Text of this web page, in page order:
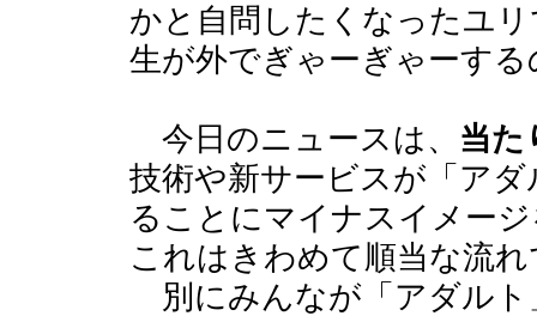
かと自問したくなったユ
生が外でぎゃーぎゃーす
今日のニュースは、 当た
技術や新サービスが「ア
ることにマイナスイメー
これはきわめて順当な流
別にみんなが「アダルト